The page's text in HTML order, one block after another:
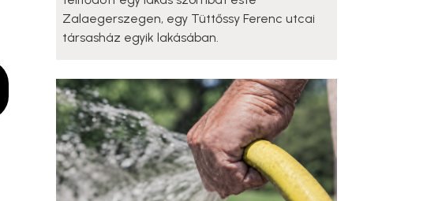
Zalaegerszegen, egy Tüttőssy Ferenc utcai
társasház egyik lakásában.